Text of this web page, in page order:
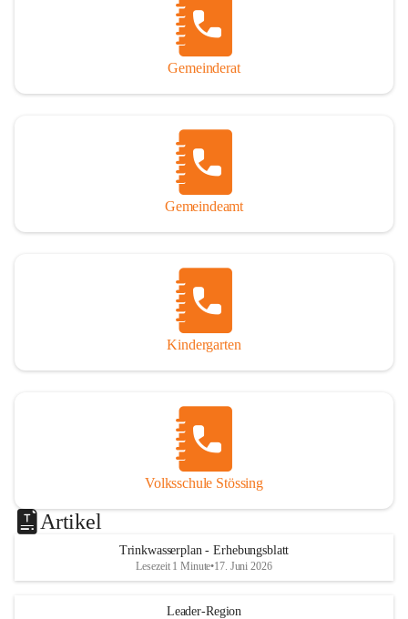
Gemeinderat
Gemeindeamt
Kindergarten
Volksschule Stössing
Artikel
Trinkwasserplan - Erhebungsblatt
Lesezeit 1 Minute•17. Juni 2026
Leader-Region